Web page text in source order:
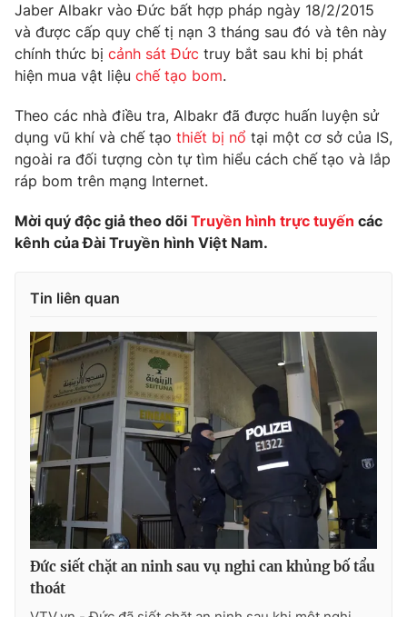
Hitech Công nghệ tương lai
Sản phẩm
Thị trường
Tư vấn
Giao lưu trực tuyến
Lịch phát sóng
Chuyên mục khác
Emagazine Podcast
Photo Infographic
VTV Money VTV Thể thao
VTV Sức khoẻ Bất động sản
Thị trường 24h Tấm lòng Việt
VTV4 Vươn mình bằng AI
VTV9 VTV8
Jaber Albakr vào Đức bất hợp pháp ngày 18/2/2015
và được cấp quy chế tị nạn 3 tháng sau đó và tên này
chính thức bị cảnh sát Đức truy bắt sau khi bị phát
hiện mua vật liệu chế tạo bom.
Theo các nhà điều tra, Albakr đã được huấn luyện sử
dụng vũ khí và chế tạo thiết bị nổ tại một cơ sở của IS,
ngoài ra đối tượng còn tự tìm hiểu cách chế tạo và lắp
ráp bom trên mạng Internet.
Mời quý độc giả theo dõi Truyền hình trực tuyến các
kênh của Đài Truyền hình Việt Nam.
Tin liên quan
Đức siết chặt an ninh sau vụ nghi can khủng bố tẩu
thoát